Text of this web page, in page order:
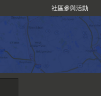
社區參與活動